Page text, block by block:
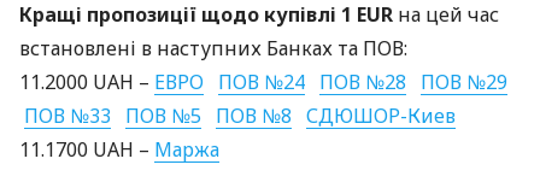
Кращі пропозиції щодо купівлі 1 EUR на цей час
встановлені в наступних Банках та ПОВ:
11.2000 UAH – ЕВРО ПОВ №24 ПОВ №28 ПОВ №29
ПОВ №33 ПОВ №5 ПОВ №8 СДЮШОР-Киев
11.1700 UAH – Маржа